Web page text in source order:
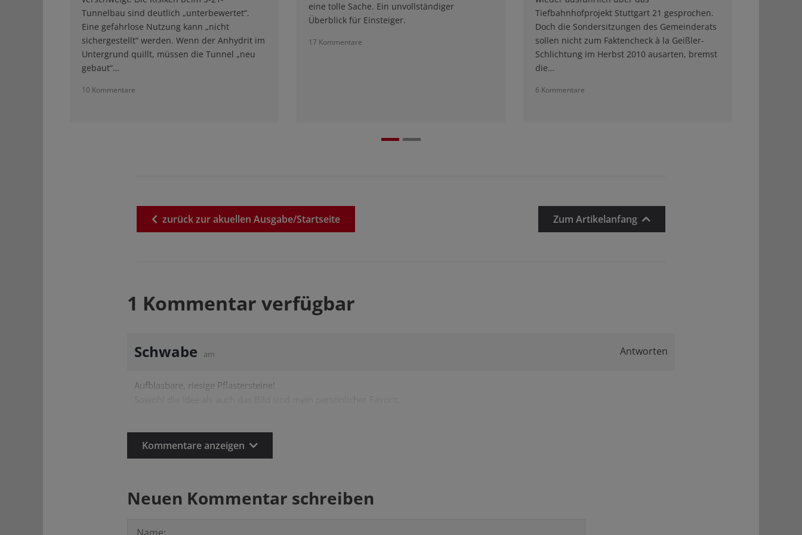
Tunnelbau sind deutlich „unterbewertet“.
Eine gefahrlose Nutzung kann „nicht
sichergestellt“ werden. Wenn der Anhydrit im
Untergrund quillt, müssen die Tunnel „neu
gebaut“…
10 Kommentare
eine tolle Sache. Ein unvollständiger
Überblick für Einsteiger.
17 Kommentare
Tiefbahnhofprojekt Stuttgart 21 gesprochen.
Doch die Sondersitzungen des Gemeinderats
sollen nicht zum Faktencheck à la Geißler-
Schlichtung im Herbst 2010 ausarten, bremst
die…
6 Kommentare
zurückzurakuellen Ausgabe/Startseite Zum Artikelanfang
1 Kommentar verfügbar
Schwabe am Antworten
Aufblasbare, riesige Pflastersteine!
Kommentare anzeigen
Neuen Kommentar schreiben